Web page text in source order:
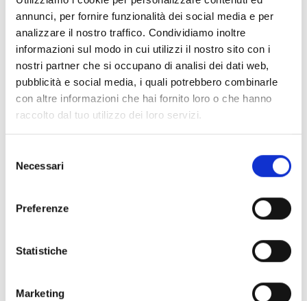
annunci, per fornire funzionalità dei social media e per
analizzare il nostro traffico. Condividiamo inoltre
informazioni sul modo in cui utilizzi il nostro sito con i
nostri partner che si occupano di analisi dei dati web,
pubblicità e social media, i quali potrebbero combinarle
con altre informazioni che hai fornito loro o che hanno
raccolto dal tuo utilizzo dei loro servizi.
delNecessari
Preferenze
Statistiche
Marketing
während die Streulinse für eine gleichmäßige
Lichtverteilung sorgt. Die rote Aufschrift „FIRE“
erhöht die Erkennbarkeit in Notfallsituationen.
Der Betrieb erfolgt mit einer
Versorgungsspannung von 3 VDC oder 24 VDC.
Mit der Schutzart IP42 bietet das Gerät Schutz
gegen feste Fremdkörper und Tropfwasser.